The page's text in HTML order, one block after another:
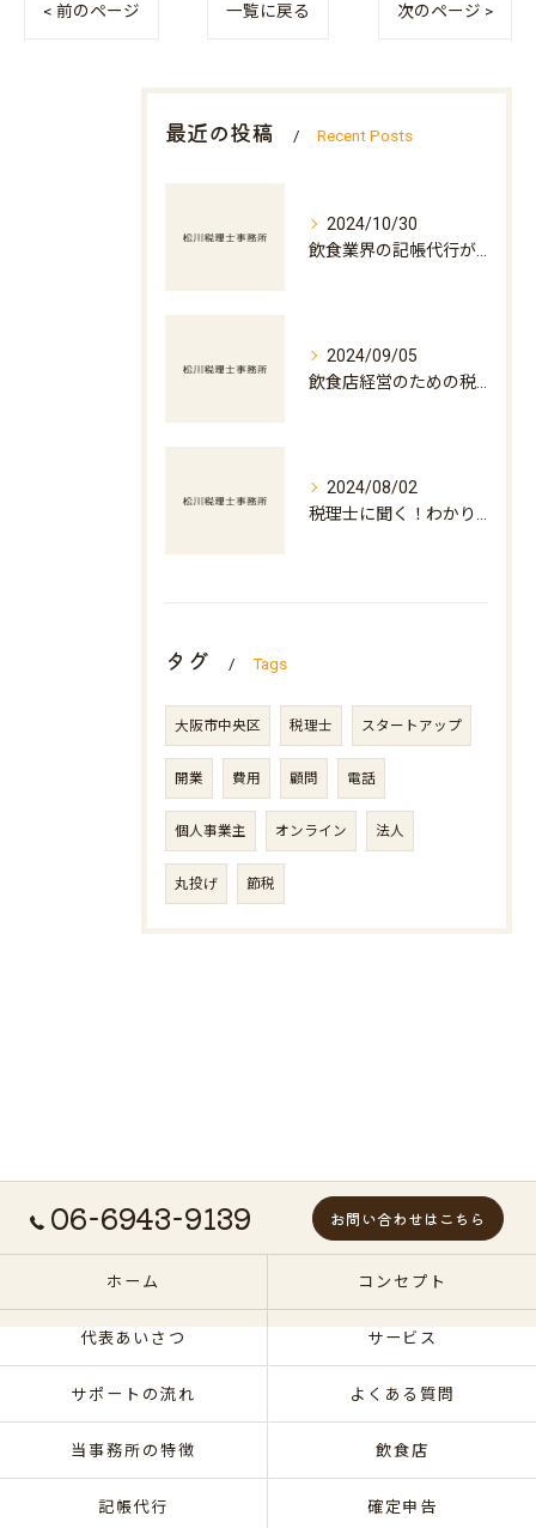
< 前のページ 一覧に戻る 次のページ >
最近の投稿 Recent Posts
2024/10/30
2024/09/05
2024/08/02
タグ Tags
大阪市中央区 税理士 スタートアップ
開業 費用 顧問 電話
個人事業主 オンライン 法人
丸投げ 節税
06-6943-9139 お問い合わせはこちら
ホーム コンセプト
代表あいさつ サービス
サポートの流れ よくある質問
当事務所の特徴 飲食店
記帳代行 確定申告